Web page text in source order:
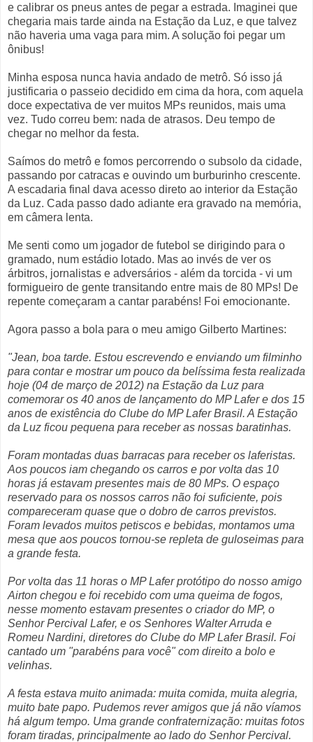
e calibrar os pneus antes de pegar a estrada. Imaginei que
chegaria mais tarde ainda na Estação da Luz, e que talvez
não haveria uma vaga para mim. A solução foi pegar um
ônibus!
Minha esposa nunca havia andado de metrô. Só isso já
justificaria o passeio decidido em cima da hora, com aquela
doce expectativa de ver muitos MPs reunidos, mais uma
vez. Tudo correu bem: nada de atrasos. Deu tempo de
chegar no melhor da festa.
Saímos do metrô e fomos percorrendo o subsolo da cidade,
passando por catracas e ouvindo um burburinho crescente.
A escadaria final dava acesso direto ao interior da Estação
da Luz. Cada passo dado adiante era gravado na memória,
em câmera lenta.
Me senti como um jogador de futebol se dirigindo para o
gramado, num estádio lotado. Mas ao invés de ver os
árbitros, jornalistas e adversários - além da torcida - vi um
formigueiro de gente transitando entre mais de 80 MPs! De
repente começaram a cantar parabéns! Foi emocionante.
Agora passo a bola para o meu amigo Gilberto Martines:
"Jean, boa tarde. Estou escrevendo e enviando um filminho
para contar e mostrar um pouco da belíssima festa realizada
hoje (04 de março de 2012) na Estação da Luz para
comemorar os 40 anos de lançamento do MP Lafer e dos 15
anos de existência do Clube do MP Lafer Brasil. A Estação
da Luz ficou pequena para receber as nossas baratinhas.
Foram montadas duas barracas para receber os laferistas.
Aos poucos iam chegando os carros e por volta das 10
horas já estavam presentes mais de 80 MPs. O espaço
reservado para os nossos carros não foi suficiente, pois
compareceram quase que o dobro de carros previstos.
Foram levados muitos petiscos e bebidas, montamos uma
mesa que aos poucos tornou-se repleta de guloseimas para
a grande festa.
Por volta das 11 horas o MP Lafer protótipo do nosso amigo
Airton chegou e foi recebido com uma queima de fogos,
nesse momento estavam presentes o criador do MP, o
Senhor Percival Lafer, e os Senhores Walter Arruda e
Romeu Nardini, diretores do Clube do MP Lafer Brasil. Foi
cantado um "parabéns para você" com direito a bolo e
velinhas.
A festa estava muito animada: muita comida, muita alegria,
muito bate papo. Pudemos rever amigos que já não víamos
há algum tempo. Uma grande confraternização: muitas fotos
foram tiradas, principalmente ao lado do Senhor Percival.